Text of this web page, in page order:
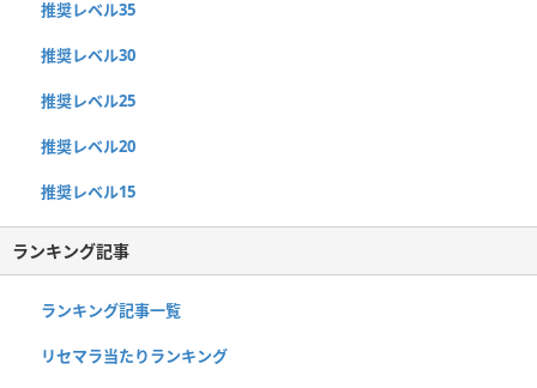
推奨レベル35
推奨レベル30
推奨レベル25
推奨レベル20
推奨レベル15
ランキング記事
ランキング記事一覧
リセマラ当たりランキング